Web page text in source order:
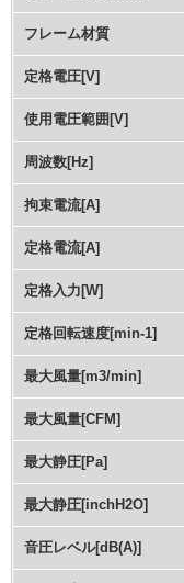
フレーム材質
定格電圧[V]
使用電圧範囲[V]
周波数[Hz]
拘束電流[A]
定格電流[A]
定格入力[W]
定格回転速度[min-1]
最大風量[m3/min]
最大風量[CFM]
最大静圧[Pa]
最大静圧[inchH2O]
音圧レベル[dB(A)]